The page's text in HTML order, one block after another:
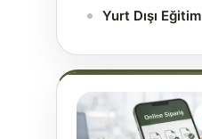
Yurt Dışı